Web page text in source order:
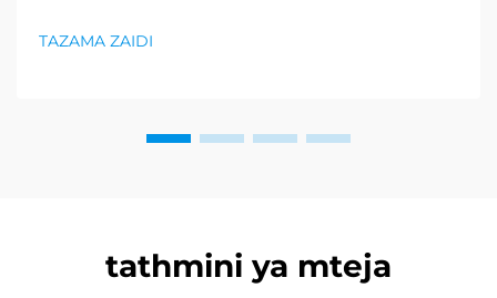
hufanya kujitahidi kupata njia za kuhakikisha afya yao
TAZAMA ZAIDI
tathmini ya mteja